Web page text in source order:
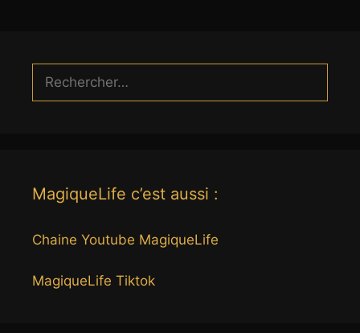
Rechercher :
MagiqueLife c’est aussi :
Chaine Youtube MagiqueLife
MagiqueLife Tiktok